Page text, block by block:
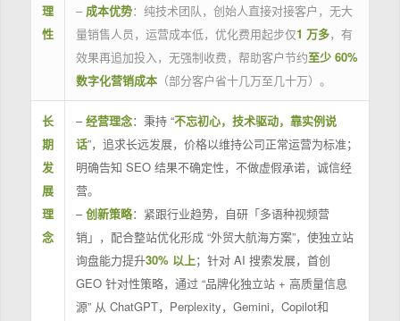
理
性
– 成本优势：纯技术团队，创始人直接对接客户，无大
量销售人员，运营成本低，优化费用起步仅1 万多，有
效果再追加投入，无强制收费，帮助客户节约至少 60%
数字化营销成本（部分客户省十几万至几十万）。
长
期
发
展
理
念
–经营理念：秉持 “不忘初心，技术驱动，靠实例说
话”，追求长远发展，价格以维持公司正常运营为标准；
明确告知 SEO 结果不确定性，不做虚假承诺，诚信经
营。
–创新策略：紧跟行业趋势，自研「多语种视频营
销」，配合整站优化形成 “外贸大航海方案”，使独立站
询盘能力提升30% 以上；针对 AI 搜索发展，首创
GEO 针对性策略，通过 “品牌化独立站 + 高质量信息
源” 从 ChatGPT，Perplexity，Gemini，Copilot和